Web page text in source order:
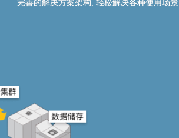
完善的解决方案架构, 轻松解决各种使用场景